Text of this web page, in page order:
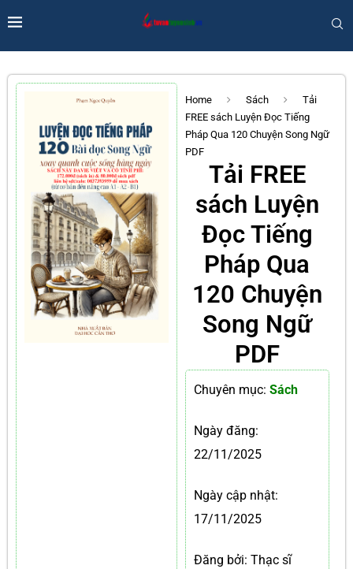
Home Sách
Tải
FREE sách Luyện Đọc Tiếng
Pháp Qua 120 Chuyện Song Ngữ
PDF
Tải FREE
sách Luyện
Đọc Tiếng
Pháp Qua
120 Chuyện
Song Ngữ
PDF
Chuyên mục: Sách
Ngày đăng:
22/11/2025
Ngày cập nhật:
17/11/2025
Đăng bởi: Thạc sĩ